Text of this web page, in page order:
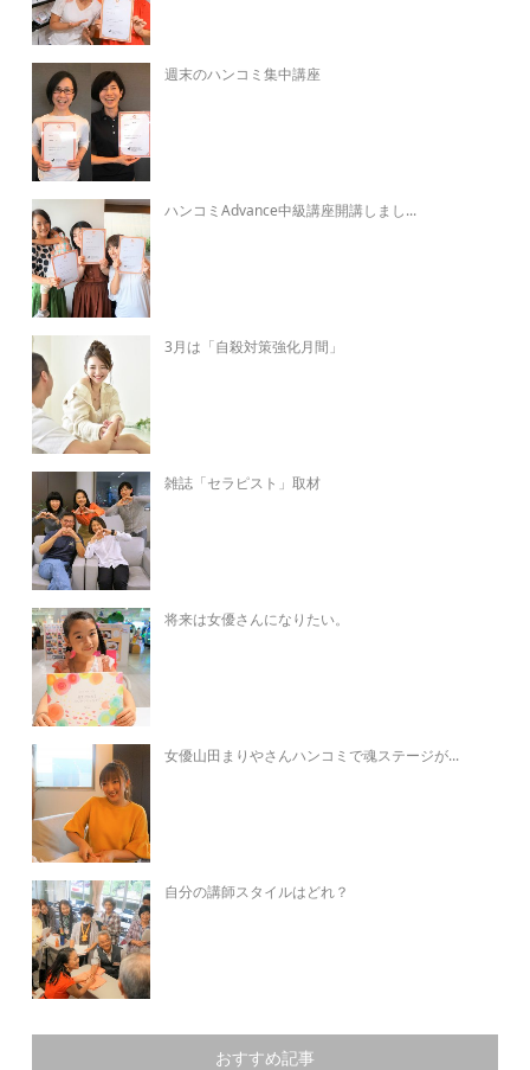
週末のハンコミ集中講座
ハンコミAdvance中級講座開講しまし...
3月は「自殺対策強化月間」
雑誌「セラピスト」取材
将来は女優さんになりたい。
女優山田まりやさんハンコミで魂ステージが...
自分の講師スタイルはどれ？
おすすめ記事